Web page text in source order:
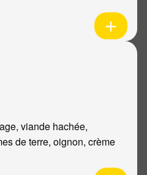
viande hachée,
de terre, oignon, crème